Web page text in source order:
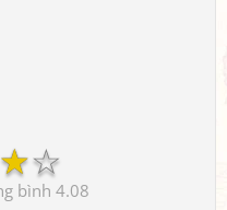
☆
☆
4.08